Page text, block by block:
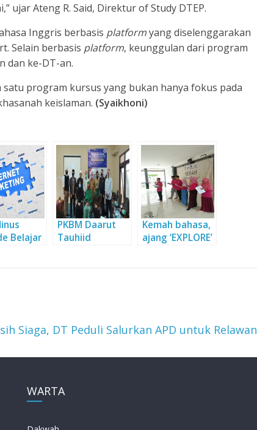
ujar Ateng R. Said, Direktur of Study DTEP.
Inggris berbasis platformyang diselenggarakan
Selain berbasis platform, keunggulan dari program
dan ke-DT-an.
satu program kursus yang bukan hanya fokus pada
keislaman. (Syaikhoni)
Belajar
PKBM Daarut
Tauhiid
Kemah bahasa,
ajang ‘EXPLORE’
Siaga, DT Peduli Salurkan APD untuk Relawan
WARTA